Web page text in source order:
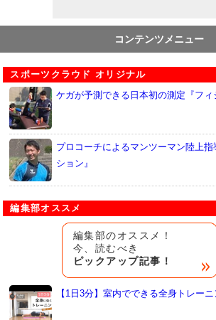
コンテンツメニュー
スポーツクラウド オリジナル
ケガが予測できる日本初の測定『フィ
プロコーチによるマンツーマン陸上
ション』
編集部オススメ
編集部のオススメ！
今、読むべき
ピックアップ記事！
【1日3分】室内でできる全身トレーニ